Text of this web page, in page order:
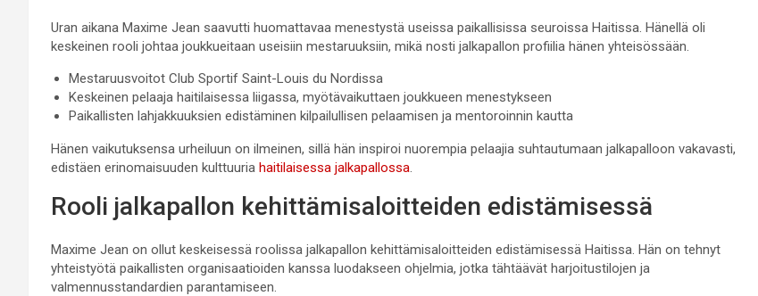
Uran aikana Maxime Jean saavutti huomattavaa menestystä useissa paikallisissa seuroissa Haitissa. Hänellä oli
keskeinen rooli johtaa joukkueitaan useisiin mestaruuksiin, mikä nosti jalkapallon profiilia hänen yhteisössään.
Mestaruusvoitot Club Sportif Saint-Louis du Nordissa
Keskeinen pelaaja haitilaisessa liigassa, myötävaikuttaen joukkueen menestykseen
Paikallisten lahjakkuuksien edistäminen kilpailullisen pelaamisen ja mentoroinnin kautta
Hänen vaikutuksensa urheiluun on ilmeinen, sillä hän inspiroi nuorempia pelaajia suhtautumaan jalkapalloon vakavasti,
edistäen erinomaisuuden kulttuuria haitilaisessa jalkapallossa.
Rooli jalkapallon kehittämisaloitteiden edistämisessä
Maxime Jean on ollut keskeisessä roolissa jalkapallon kehittämisaloitteiden edistämisessä Haitissa. Hän on tehnyt
yhteistyötä paikallisten organisaatioiden kanssa luodakseen ohjelmia, jotka tähtäävät harjoitustilojen ja
valmennusstandardien parantamiseen.